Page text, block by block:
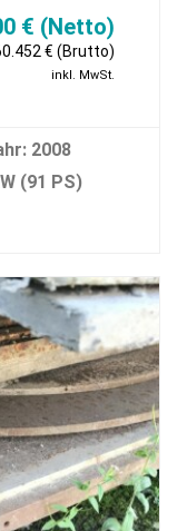
€ (Netto)
€ (Brutto)
inkl. MwSt.
2008
(91 PS)